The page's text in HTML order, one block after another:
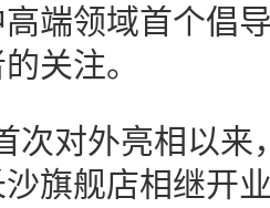
端领域首个倡
关注。
次对外亮相以
旗舰店相继开